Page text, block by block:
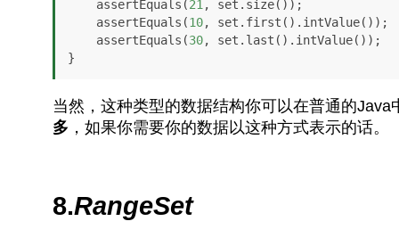
    assertEquals(
21 , set.size());
    assertEquals(
10, set.first().intValue());
    assertEquals(
30, set.last().intValue());
}
当然，这种类型的数据结构你可以在普通的Java
多 ，如果你需要你的数据以这种方式表示的话。
8.RangeSet